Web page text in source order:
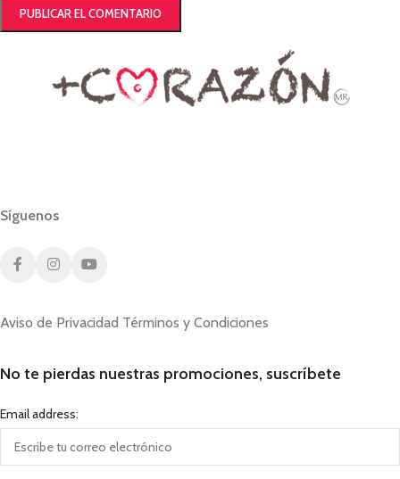
Síguenos
Aviso de Privacidad Términos y Condiciones
No te pierdas nuestras promociones, suscríbete
Email address: